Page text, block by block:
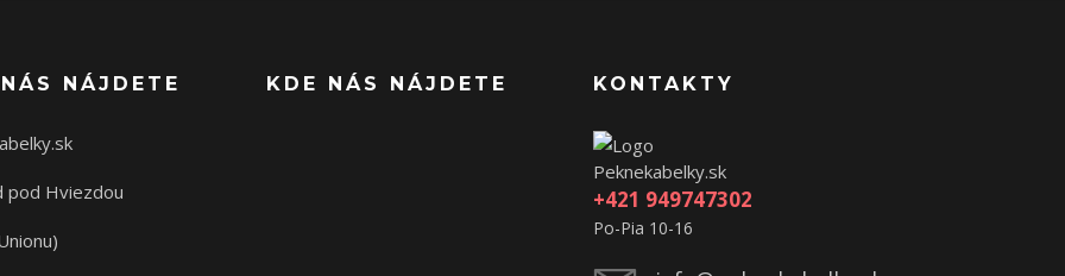
NÁJDETE
pod Hviezdou
KDE NÁS NÁJDETE KONTAKTY
Peknekabelky.sk
+421 949747302
Po-Pia 10-16